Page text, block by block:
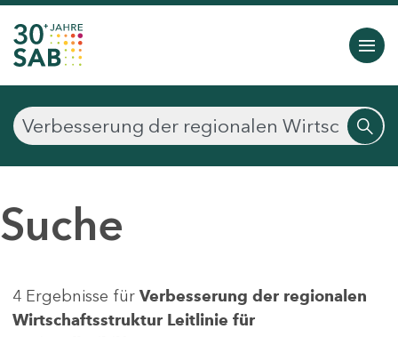
Suche
4 Ergebnisse für Verbesserung der regionalen
Wirtschaftsstruktur Leitlinie für